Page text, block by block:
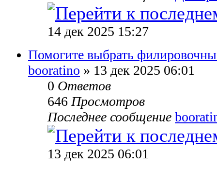
14 дек 2025 15:27
Помогите выбрать
booratino » 13 дек 2025 06:01
0 Ответов
646Просмотров
Последнее сообщение
13 дек 2025 06:01